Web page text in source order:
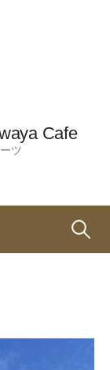
Cafe
ツ
検